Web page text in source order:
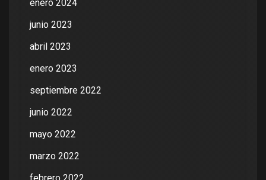
enero 2024
junio 2023
abril 2023
enero 2023
septiembre 2022
junio 2022
mayo 2022
marzo 2022